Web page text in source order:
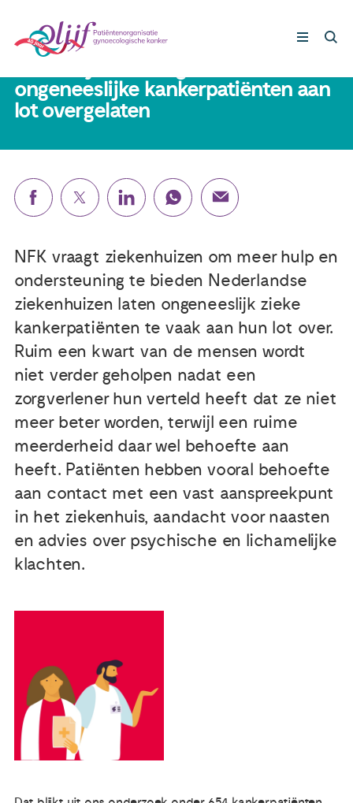
Nieuws
Agenda
Publicaties
Ervaringsdeskundigheid
Over ons
Contact
Gynaecologische kankers
Lotgenoten
Leven met/na kanker
9 oktober 2018
ongeneeslijke kankerpatiënten aan
lot overgelaten
NFK vraagt ziekenhuizen om meer hulp en
ondersteuning te bieden Nederlandse
ziekenhuizen laten ongeneeslijk zieke
kankerpatiënten te vaak aan hun lot over.
Ruim een kwart van de mensen wordt
niet verder geholpen nadat een
zorgverlener hun verteld heeft dat ze niet
meer beter worden, terwijl een ruime
meerderheid daar wel behoefte aan
heeft. Patiënten hebben vooral behoefte
aan contact met een vast aanspreekpunt
in het ziekenhuis, aandacht voor naasten
en advies over psychische en lichamelijke
klachten.